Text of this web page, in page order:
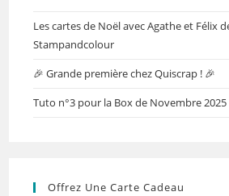
Les cartes de Noël avec Agathe et Félix
Stampandcolour
🎉 Grande première chez Quiscrap ! 🎉
Tuto n°3 pour la Box de Novembre
Offrez Une Carte Cadeau